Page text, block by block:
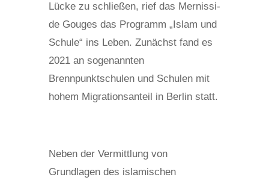
Lücke zu schließen, rief das Mernissi-
de Gouges das Programm „Islam und
Schule“ ins Leben. Zunächst fand es
2021 an sogenannten
Brennpunktschulen und Schulen mit
hohem Migrationsanteil in Berlin statt.
Neben der Vermittlung von
Grundlagen des islamischen